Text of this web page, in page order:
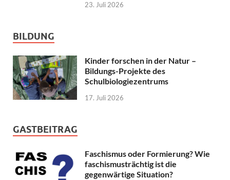
23. Juli 2026
BILDUNG
Kinder forschen in der Natur –
Bildungs-Projekte des
Schulbiologiezentrums
17. Juli 2026
GASTBEITRAG
Faschismus oder Formierung? Wie
faschismusträchtig ist die
gegenwärtige Situation?